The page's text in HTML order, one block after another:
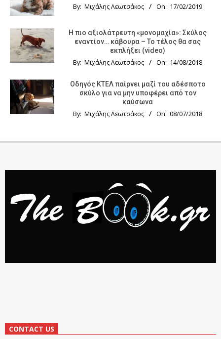
By: Μιχάλης Λεωτσάκος On: 17/02/2019
Η πιο αξιολάτρευτη «μονομαχία»: Σκύλος
εναντίον… κάβουρα – Το τέλος θα σας
εκπλήξει (video)
By: Μιχάλης Λεωτσάκος On: 14/08/2018
Οδηγός KTΕΛ παίρνει μαζί του αδέσποτο
σκύλο για να μην υποφέρει από τον
καύσωνα
By: Μιχάλης Λεωτσάκος On: 08/07/2018
CONTACT US